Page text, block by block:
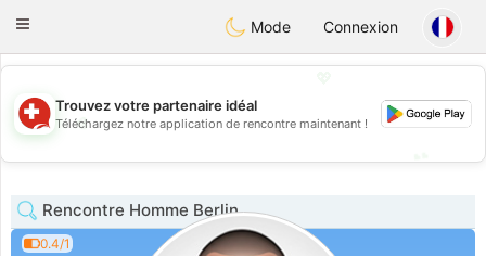
Suissi
Toggle
Mode Connexion
💖
💕
Trouvez votre partenaire idéal
Téléchargez notre application de rencontre maintenant !
Rencontre Homme Berlin
0.4/1